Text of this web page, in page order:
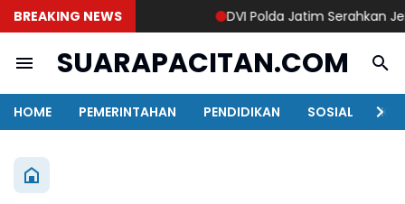
BREAKING NEWS DVI Polda Jatim Serahkan
SUARAPACITAN.COM
HOME PEMERINTAHAN PENDIDIKAN SOSIAL